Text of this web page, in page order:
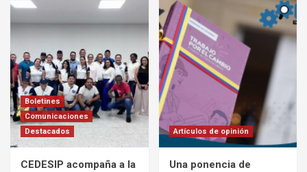
Boletines
Comunicaciones
Destacados
CEDESIP acompaña a la
Artículos de opinión
Una ponencia de